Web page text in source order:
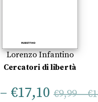
Lorenzo Infantino
Cercatori di libertà
– €17,10 €9,99–€